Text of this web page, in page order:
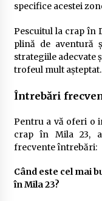
specifice acestei
Pescuitul la crap în
plină de aventură
strategiile adecvate
trofeul mult așteptat.
Întrebări
Pentru a vă oferi o
crap în Mila 23,
frecvente întrebări:
Când este cel mai
în Mila 23?